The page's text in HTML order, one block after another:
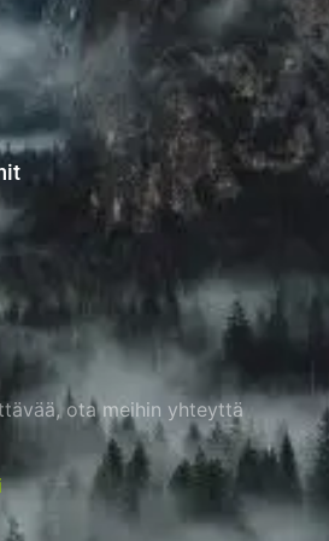
ota meihin yhteyttä